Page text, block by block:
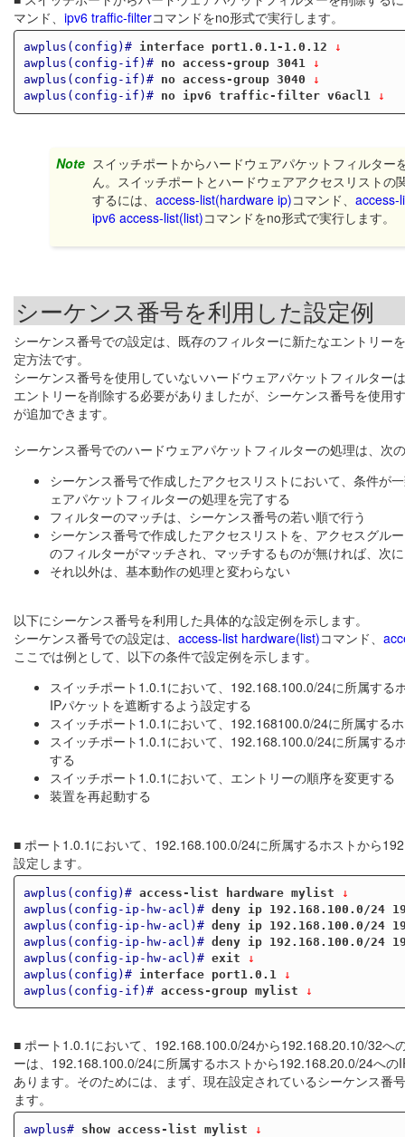
マンド、 ipv6 traffic-filterコマンドをno形式で実行します。
awplus(config)# interface port1.0.1-1.0.12 ↓
awplus(config-if)#
no access-group 3041 ↓
awplus(config-if)#
no access-group 3040 ↓
awplus(config-if)#
no ipv6 traffic-filter v6acl1 ↓
Note スイッチポートからハードウェアパケットフィルタ
ん。スイッチポートとハードウェアアクセスリスト
するには、access-list(hardware ip)コマンド、access-
ipv6 access-list(list)コマンドをno形式で実行します。
シーケンス番号を利用した設定例
シーケンス番号での設定は、既存のフィルターに新たなエントリ
定方法です。
シーケンス番号を使用していないハードウェアパケットフィルタ
エントリーを削除する必要がありましたが、シーケンス番号を使
が追加できます。
シーケンス番号でのハードウェアパケットフィルターの処理は、次
シーケンス番号で作成したアクセスリストにおいて、条件が
ェアパケットフィルターの処理を完了する
フィルターのマッチは、シーケンス番号の若い順で行う
シーケンス番号で作成したアクセスリストを、アクセスグル
のフィルターがマッチされ、マッチするものが無ければ、次
それ以外は、基本動作の処理と変わらない
以下にシーケンス番号を利用した具体的な設定例を示します。
シーケンス番号での設定は、 access-list hardware(list)コマンド、
ここでは例として、以下の条件で設定例を示します。
スイッチポート1.0.1において、192.168.100.0/24に所属す
IPパケットを遮断するよう設定する
スイッチポート1.0.1において、192.168100.0/24に所属する
スイッチポート1.0.1において、192.168.100.0/24に所属す
する
スイッチポート1.0.1において、エントリーの順序を変更する
装置を再起動する
■ ポート1.0.1において、192.168.100.0/24に所属するホストから
設定します。
awplus(config)# access-list hardware mylist ↓
awplus(config-ip-hw-acl)# deny ip 192.168.100.0/24
awplus(config-ip-hw-acl)# deny ip 192.168.100.0/24
awplus(config-ip-hw-acl)# deny ip 192.168.100.0/24
awplus(config-ip-hw-acl)# exit ↓
awplus(config)#
interface port1.0.1
↓
awplus(config-if)# access-group mylist ↓
■ ポート1.0.1において、192.168.100.0/24から192.168.20.10/32へ
ーは、192.168.100.0/24に所属するホストから192.168.20.0/24へ
あります。そのためには、まず、現在設定されているシーケンス番
ます。
awplus# show access-list mylist ↓